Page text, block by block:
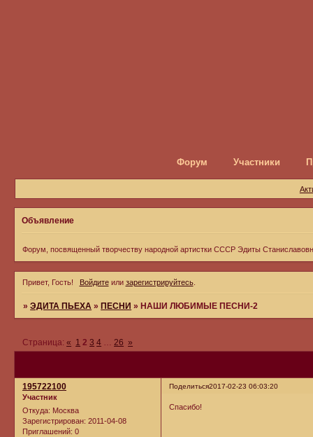
Форум Участники
Объявление
Форум, посвященный творчеству народной артистки СССР Эдиты
Привет, Гость! Войдитеили зарегистрируйтесь.
»ЭДИТА ПЬЕХА »ПЕСНИ »НАШИ ЛЮБИМЫЕ ПЕСНИ-2
Страница:« 1 2 3 4 26 »
Поделиться2017-02-23 06:03:20
195722100
Участник
Откуда: Москва
Зарегистрирован: 2011-04-08
Приглашений: 0
Спасибо!